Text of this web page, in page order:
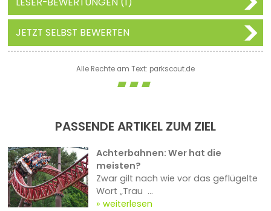
JETZT SELBST BEWERTEN
Alle Rechte am Text: parkscout.de
PASSENDE ARTIKEL ZUM ZIEL
Achterbahnen: Wer hat die
meisten?
Zwar gilt nach wie vor das geflügelte
Wort „Trau ...
weiterlesen